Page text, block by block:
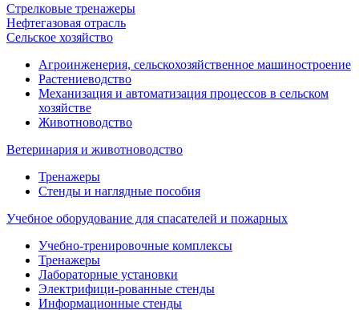
Стрелковые тренажеры
Нефтегазовая отрасль
Сельское хозяйство
Агроинженерия, сельскохозяйственное машиностроение
Растениеводство
Механизация и автоматизация процессов в сельском
хозяйстве
Животноводство
Ветеринария и животноводство
Тренажеры
Стенды и наглядные пособия
Учебное оборудование для спасателей и пожарных
Учебно-тренировочные комплексы
Тренажеры
Лабораторные установки
Электрифици-рованные стенды
Информационные стенды